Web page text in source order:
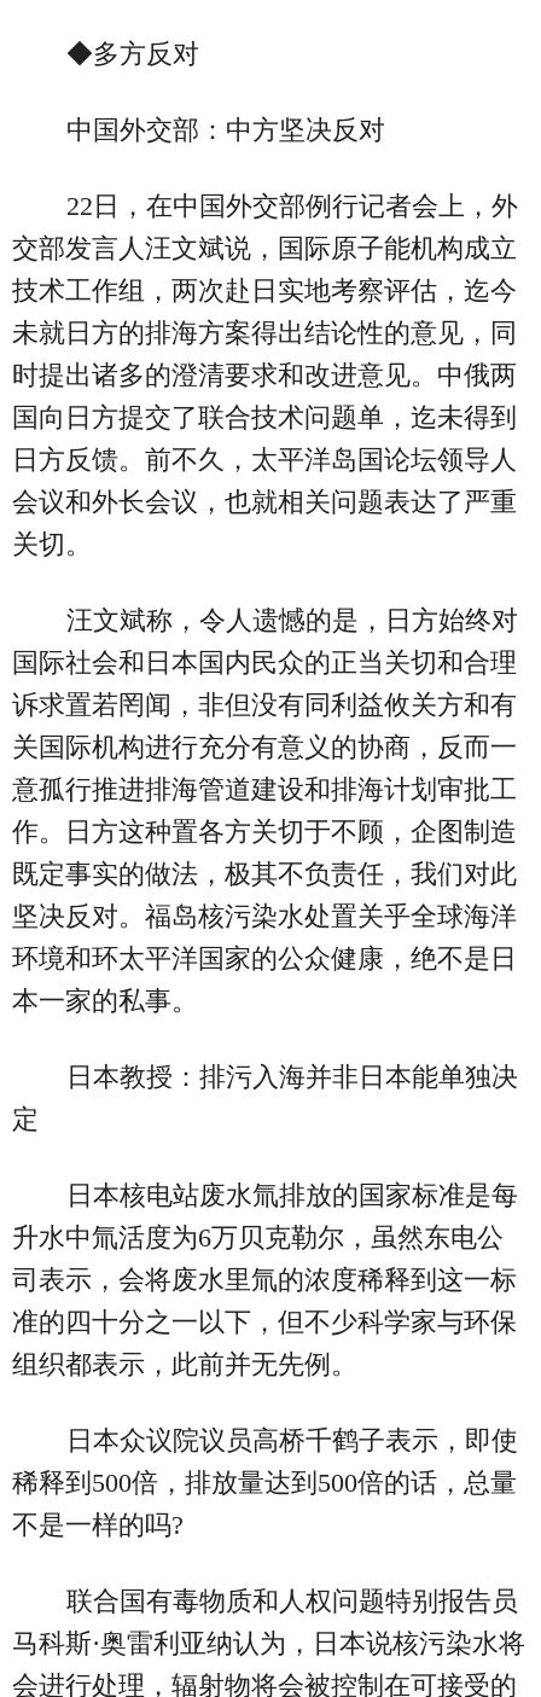
◆多方反对
中国外交部：中方坚决反对
22日，在中国外交部例行记者会上，外
交部发言人汪文斌说，国际原子能机构成立
技术工作组，两次赴日实地考察评估，迄今
未就日方的排海方案得出结论性的意见，同
时提出诸多的澄清要求和改进意见。中俄两
国向日方提交了联合技术问题单，迄未得到
日方反馈。前不久，太平洋岛国论坛领导人
会议和外长会议，也就相关问题表达了严重
关切。
汪文斌称，令人遗憾的是，日方始终对
国际社会和日本国内民众的正当关切和合理
诉求置若罔闻，非但没有同利益攸关方和有
关国际机构进行充分有意义的协商，反而一
意孤行推进排海管道建设和排海计划审批工
作。日方这种置各方关切于不顾，企图制造
既定事实的做法，极其不负责任，我们对此
坚决反对。福岛核污染水处置关乎全球海洋
环境和环太平洋国家的公众健康，绝不是日
本一家的私事。
日本教授：排污入海并非日本能单独决
定
日本核电站废水氚排放的国家标准是每
升水中氚活度为6万贝克勒尔，虽然东电公
司表示，会将废水里氚的浓度稀释到这一标
准的四十分之一以下，但不少科学家与环保
组织都表示，此前并无先例。
日本众议院议员高桥千鹤子表示，即使
稀释到500倍，排放量达到500倍的话，总量
不是一样的吗?
联合国有毒物质和人权问题特别报告员
马科斯·奥雷利亚纳认为，日本说核污染水将
会进行处理，辐射物将会被控制在可接受的